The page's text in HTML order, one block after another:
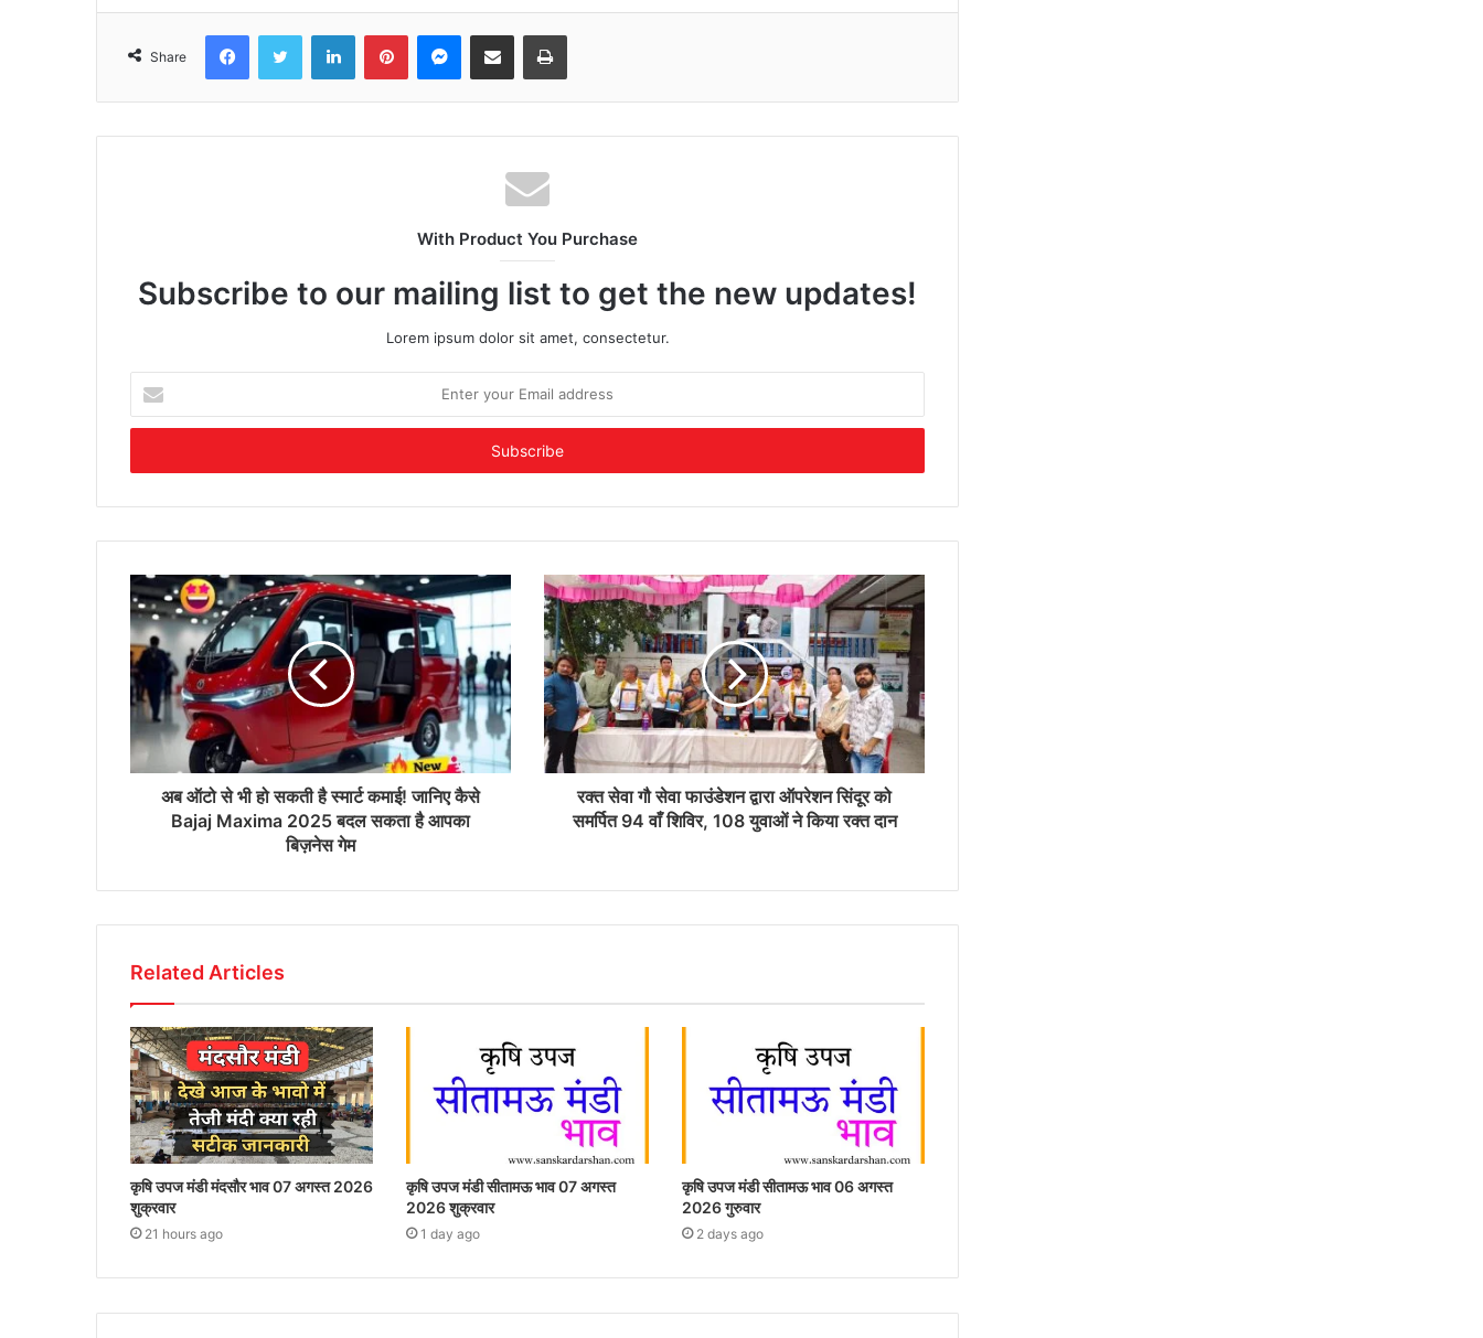
Share
FacebookTwitter LinkedInPinterestMessenger
Share via Email Print
With Product You Purchase
Subscribe to our mailing list to get the new updates!
Lorem ipsum dolor sit amet, consectetur.
your
Email
अब ऑटो से भी हो सकती है स्मार्ट कमाई! जानिए कैसे
Bajaj Maxima 2025 बदल सकता है आपका
बिज़नेस गेम
रक्त सेवा गौ सेवा फाउंडेशन द्वारा ऑपरेशन सिंदूर को
समर्पित 94 वाँ शिविर, 108 युवाओं ने किया रक्त दान
Related Articles
कृषि उपज मंडी मंदसौर भाव 07 अगस्त 2026
शुक्रवार
21 hours ago
कृषि उपज मंडी सीतामऊ भाव 07 अगस्त
2026 शुक्रवार
1 day ago
कृषि उपज मंडी सीतामऊ भाव 06 अगस्त
2026 गुरुवार
2 days ago